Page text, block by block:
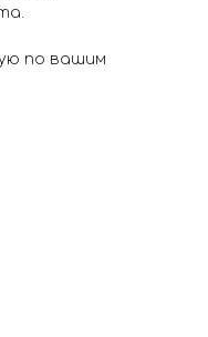
по вашим